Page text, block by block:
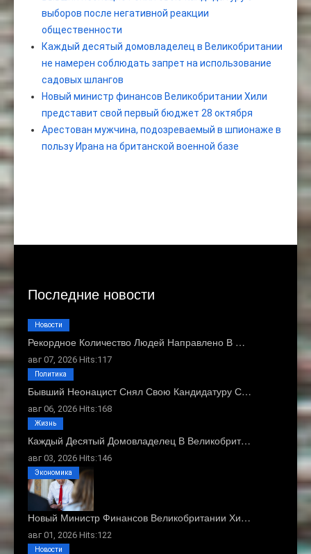
выборов после негативной реакции
общественности
Каждый десятый домовладелец в Великобритании
не намерен соблюдать запрет на использование
садовых шлангов
Новый министр финансов Великобритании Хили
представит свой первый бюджет 28 октября
Арестован мужчина, подозреваемый в шпионаже в
пользу Ирана на британской военной базе
Последние новости
Рекордное Количество Людей Направлено В …
авг 07, 2026 Hits:117
Новости
Бывший Неонацист Снял Свою Кандидатуру С…
авг 06, 2026 Hits:168
Политика
Каждый Десятый Домовладелец В Великобрит…
авг 03, 2026 Hits:146
Жизнь
Новый Министр Финансов Великобритании Хи…
авг 01, 2026 Hits:122
Экономика
Новости